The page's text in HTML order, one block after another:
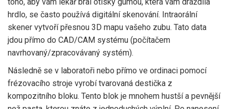
hrdlo, se často používá digitální skenování. Intraorální
skener vytvoří přesnou 3D mapu vašeho zubu. Tato data
jdou přímo do CAD/CAM systému (počítačem
navrhovaný/zpracovávaný systém).
Následně se v laboratoři nebo přímo ve ordinaci pomocí
frézovacího stroje vyrobí tvarovaná destička z
kompozitního bloku. Tento blok je mnohem hustší a pevnější